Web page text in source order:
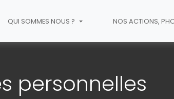
QUI SOMMES NOUS ? NOS ACTIONS,
personnelles